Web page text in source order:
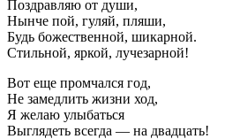
Поздравляю от души,
Нынче пой, гуляй, пляши,
Будь божественной, шикарной.
Стильной, яркой, лучезарной!
Вот еще промчался год,
Не замедлить жизни ход,
Я желаю улыбаться
Выглядеть всегда — на двадцать!